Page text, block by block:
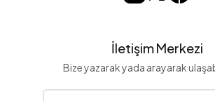
İletişim Merkezi
Bize yazarak yada arayarak